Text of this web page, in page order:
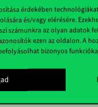
érdekében
és/vagy elérésére.
számunkra az olyan adatok
ezen az oldalon. A
bizonyos